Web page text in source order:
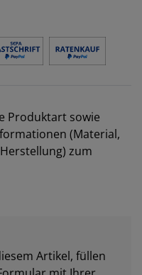
Produktart sowie
(Material,
zum
Artikel, füllen